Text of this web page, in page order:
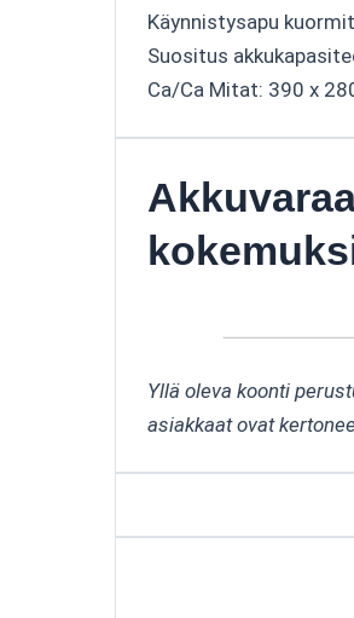
Käynnistysapu
Suositus
Ca/Ca Mitat: 390 x
Yllä oleva koonti
asiakkaat ovat